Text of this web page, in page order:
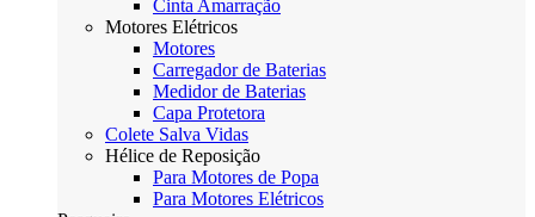
Cinta Amarração
Motores Elétricos
Motores
Carregador de Baterias
Medidor de Baterias
Capa Protetora
Colete Salva Vidas
Hélice de Reposição
Para Motores de Popa
Para Motores Elétricos